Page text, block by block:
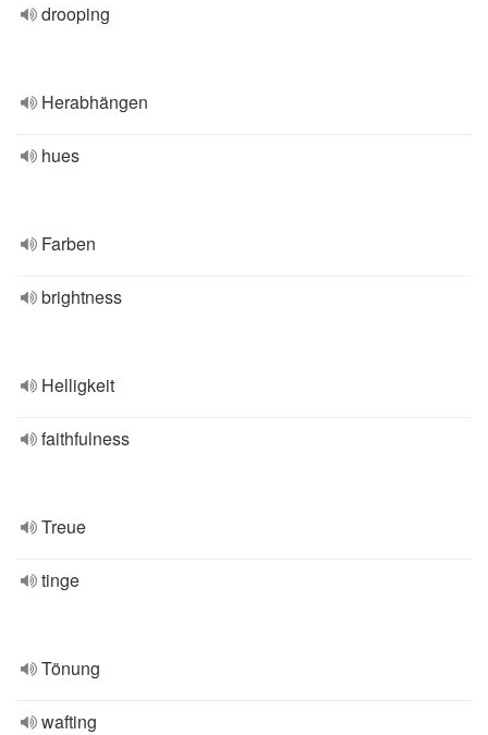
drooping
Herabhängen
hues
Farben
brightness
Helligkeit
faithfulness
Treue
tinge
Tönung
wafting